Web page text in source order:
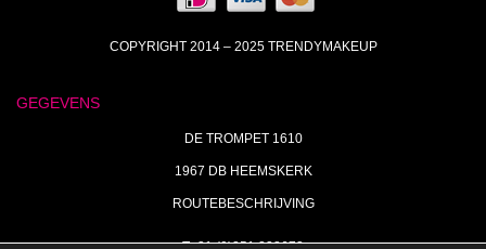
COPYRIGHT 2014 – 2025 TRENDYMAKEUP
GEGEVENS
DE TROMPET 1610
1967 DB HEEMSKERK
ROUTEBESCHRIJVING